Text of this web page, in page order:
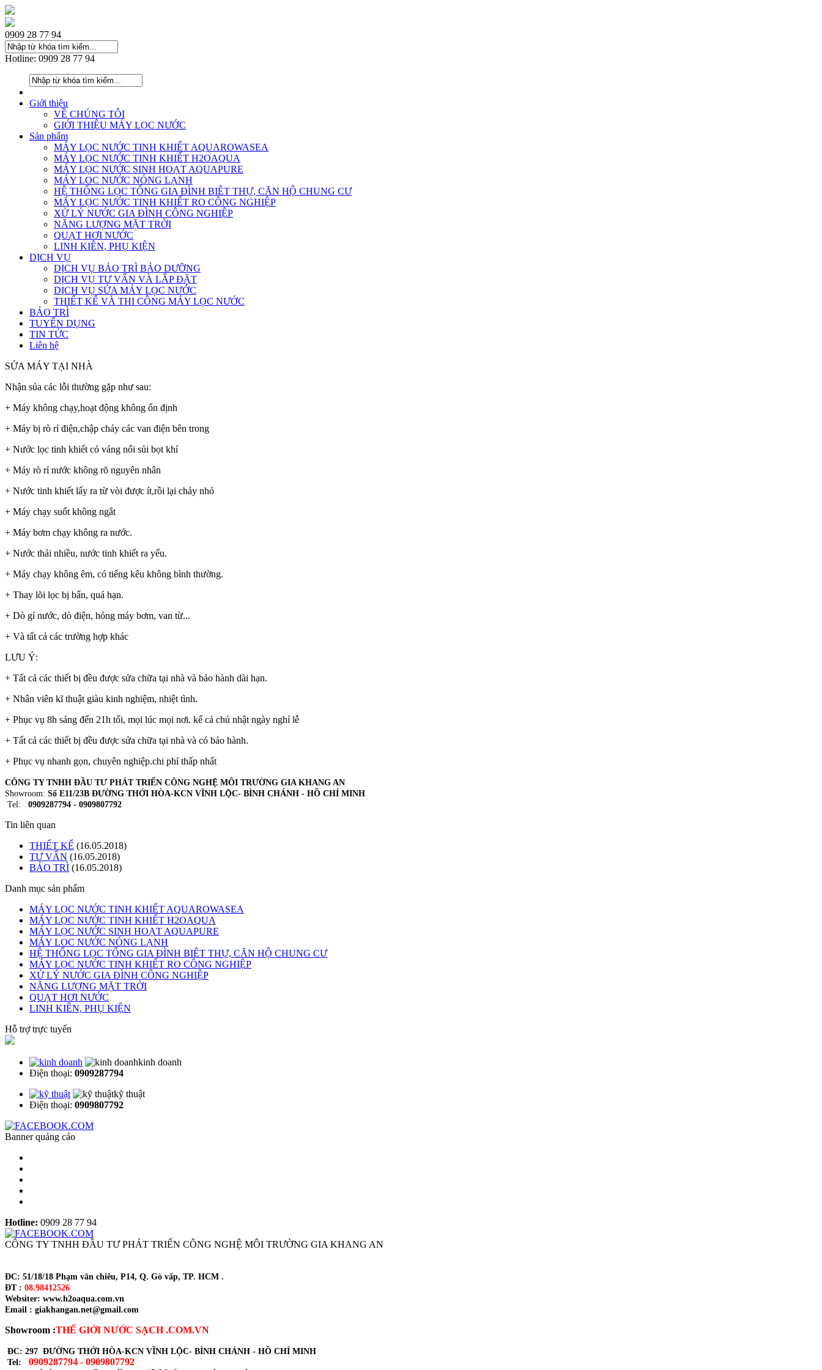
0909 28 77 94
Hotline: 0909 28 77 94
Giới thiệu
VỀ CHÚNG TÔI
GIỚI THIỆU MÁY LỌC NƯỚC
Sản phẩm
MÁY LỌC NƯỚC TINH KHIẾT AQUAROWASEA
MÁY LỌC NƯỚC TINH KHIẾT H2OAQUA
MÁY LỌC NƯỚC SINH HOẠT AQUAPURE
MÁY LOC NƯỚC NÓNG LẠNH
HỆ THỐNG LỌC TỔNG GIA ĐÌNH BIÊT THỰ, CĂN HỘ CHUNG CƯ
MÁY LỌC NƯỚC TINH KHIẾT RO CÔNG NGHIỆP
XỬ LÝ NƯỚC GIA ĐÌNH CÔNG NGHIỆP
NĂNG LƯỢNG MẶT TRỜI
QUẠT HƠI NƯỚC
LINH KIÊN, PHỤ KIỆN
DỊCH VỤ
DỊCH VỤ BẢO TRÌ BẢO DƯỠNG
DỊCH VỤ TƯ VẤN VÀ LẮP ĐẶT
DỊCH VỤ SỬA MÁY LỌC NƯỚC
THIẾT KẾ VÀ THI CÔNG MÁY LỌC NƯỚC
BẢO TRÌ
TUYỂN DỤNG
TIN TỨC
Liên hệ
SỬA MÁY TẠI NHÀ
Nhận sủa các lỗi thường gặp như sau:
+ Máy không chạy,hoạt động không ổn định
+ Máy bị rò rỉ điện,chập cháy các van điện bên trong
+ Nước lọc tinh khiết có váng nổi sủi bọt khí
+ Máy rò rỉ nước không rõ nguyên nhân
+ Nước tinh khiết lấy ra từ vòi được ít,rồi lại chảy nhỏ
+ Máy chạy suốt không ngắt
+ Máy bơm chạy không ra nước.
+ Nước thải nhiều, nước tinh khiết ra yếu.
+ Máy chạy không êm, có tiếng kêu không bình thường.
+ Thay lõi lọc bị bẩn, quá hạn.
+ Dò gỉ nước, dò điện, hỏng máy bơm, van từ...
+ Và tất cả các trường hợp khác
LƯU Ý:
+ Tất cả các thiết bị đều được sửa chữa tại nhà và bảo hành dài hạn.
+ Nhân viên kĩ thuật giàu kinh nghiệm, nhiệt tình.
+ Phục vụ 8h sáng đến 21h tối, mọi lúc mọi nơi. kể cả chủ nhật ngày nghỉ lễ
+ Tất cả các thiết bị đều được sửa chữa tại nhà và có bảo hành.
+ Phục vụ nhanh gọn, chuyên nghiệp.chi phí thấp nhất
CÔNG TY TNHH ĐẦU TƯ PHÁT TRIỂN CÔNG NGHỆ MÔI TRƯỜNG GIA KHANG AN
Showroom: Số E11/23B ĐƯỜNG THỚI HÒA-KCN VĨNH LỘC- BÌNH CHÁNH - HỒ CHÍ MINH
Tel: 0909287794 - 0909807792
Tin liên quan
THIẾT KẾ (16.05.2018)
TƯ VẤN (16.05.2018)
BẢO TRÌ (16.05.2018)
Danh mục sản phẩm
MÁY LỌC NƯỚC TINH KHIẾT AQUAROWASEA
MÁY LỌC NƯỚC TINH KHIẾT H2OAQUA
MÁY LỌC NƯỚC SINH HOẠT AQUAPURE
MÁY LOC NƯỚC NÓNG LẠNH
HỆ THỐNG LỌC TỔNG GIA ĐÌNH BIÊT THỰ, CĂN HỘ CHUNG CƯ
MÁY LỌC NƯỚC TINH KHIẾT RO CÔNG NGHIỆP
XỬ LÝ NƯỚC GIA ĐÌNH CÔNG NGHIỆP
NĂNG LƯỢNG MẶT TRỜI
QUẠT HƠI NƯỚC
LINH KIÊN, PHỤ KIỆN
Hỗ trợ trực tuyến
kinh doanh
Điện thoại: 0909287794
kỹ thuật
Điện thoại: 0909807792
Banner quảng cáo
Hotline: 0909 28 77 94
CÔNG TY TNHH ĐẦU TƯ PHÁT TRIỂN CÔNG NGHỆ MÔI TRƯỜNG GIA KHANG AN
ĐC: 51/18/18 Phạm văn chiêu, P14, Q. Gò vấp, TP. HCM .
ĐT : 08.98412526
Websiter: www.h2oaqua.com.vn
Email : giakhangan.net@gmail.com
Showroom :THẾ GIỚI NƯỚC SẠCH .COM.VN
ĐC: 297 ĐƯỜNG THỚI HÒA-KCN VĨNH LỘC- BÌNH CHÁNH - HỒ CHÍ MINH
Tel:
0909287794 - 0909807792